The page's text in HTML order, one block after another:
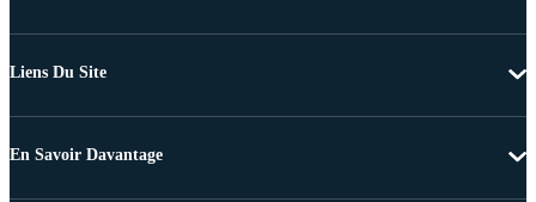
Liens Du Site
En Savoir Davantage